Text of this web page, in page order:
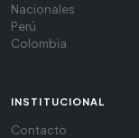
Nacionales
Perú
Colombia
INSTITUCIONAL
Contacto